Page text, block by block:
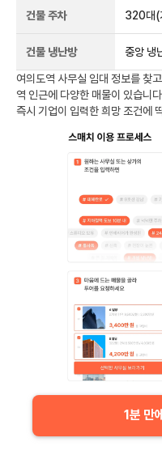
건물 주차 320대(
건물 냉난방 중앙 냉
여의도역 사무실 임대 정보를 찾
역 인근에 다양한 매물이 있습니
즉시 기업이 입력한 희망 조건에
1분 만